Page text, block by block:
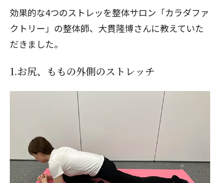
効果的な4つのストレッを整体サロン「カラダファ
クトリー」の整体師、大貫隆博さんに教えていた
だきました。
1.お尻、ももの外側のストレッチ